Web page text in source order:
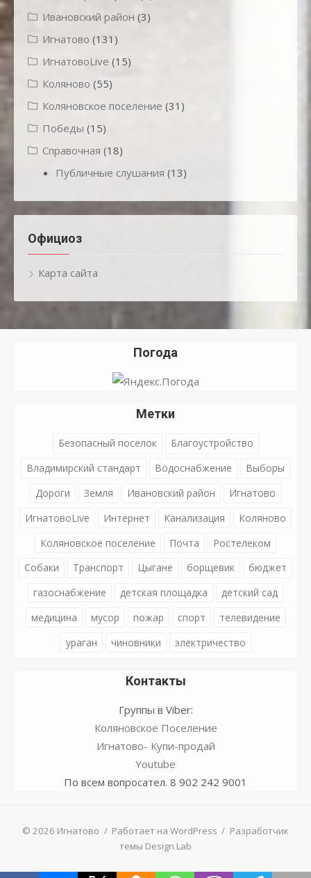
Ивановский район (3)
Игнатово (131)
ИгнатовоLive (15)
Коляново (55)
Коляновское поселение (31)
Победы (15)
Справочная (18)
Публичные слушания (13)
Официоз
Карта сайта
Погода
Метки
Безопасный поселок
Благоустройство
Владимирский стандарт
Водоснабжение
Выборы
Дороги
Земля Ивановский район
Игнатово
ИгнатовоLive
Интернет Канализация
Коляново
Коляновское поселение
Почта
Ростелеком
Собаки
Транспорт Цыгане борщевик
бюджет
газоснабжение
детская площадка
детский сад
медицина
мусор пожар спорт
телевидение
ураган
чиновники электричество
Контакты
Группы в Viber:
Коляновское Поселение
Игнатово- Купи-продай
Youtube
По всем вопросател. 8 902 242 9001
© 2026 Игнатово / Работает на WordPress / Разработчик
темы Design Lab